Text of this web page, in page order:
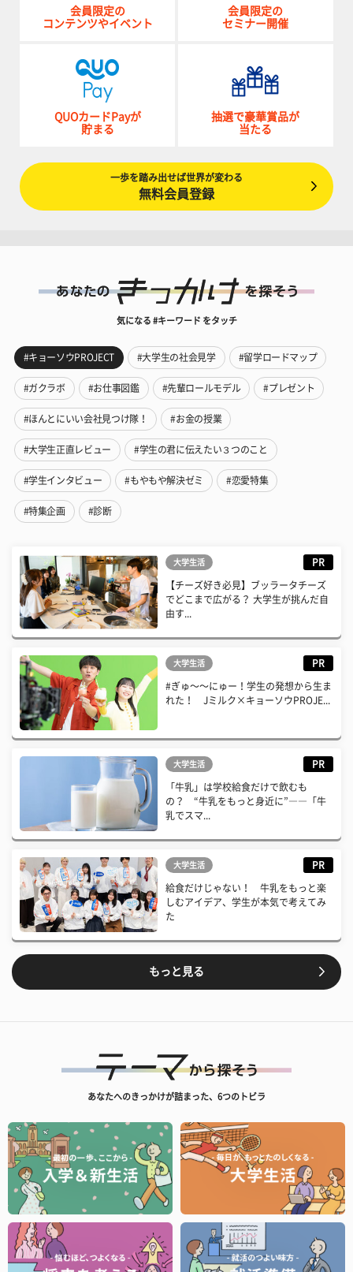
会員限定の
コンテンツやイベント
会員限定の
セミナー開催
QUOカードPayが
貯まる
抽選で豪華賞品が
当たる
一歩を踏み出せば世界が変わる
無料会員登録
気になる #キーワード をタッチ
#キョーソウPROJECT #大学生の社会見学 #留学ロードマップ
#ガクラボ #お仕事図鑑 #先輩ロールモデル #プレゼント
#ほんとにいい会社見つけ隊！ #お金の授業
#大学生正直レビュー #学生の君に伝えたい３つのこと
#学生インタビュー #もやもや解決ゼミ #恋愛特集
#特集企画 #診断
大学生活 PR
【チーズ好き必見】ブッラータチーズ
でどこまで広がる？ 大学生が挑んだ自
由す...
大学生活 PR
#ぎゅ〜〜にゅー！学生の発想から生ま
れた！ Jミルク×キョーソウPROJE...
大学生活 PR
「牛乳」は学校給食だけで飲むも
の？ “牛乳をもっと身近に”――「牛
乳でスマ...
大学生活 PR
給食だけじゃない！ 牛乳をもっと楽
しむアイデア、学生が本気で考えてみ
た
もっと見る
あなたへのきっかけが詰まった、6つのトビラ